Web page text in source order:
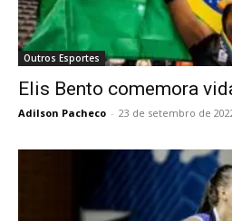
Outros Esportes
Elis Bento comemora
Adilson Pacheco - 23 de setembro de